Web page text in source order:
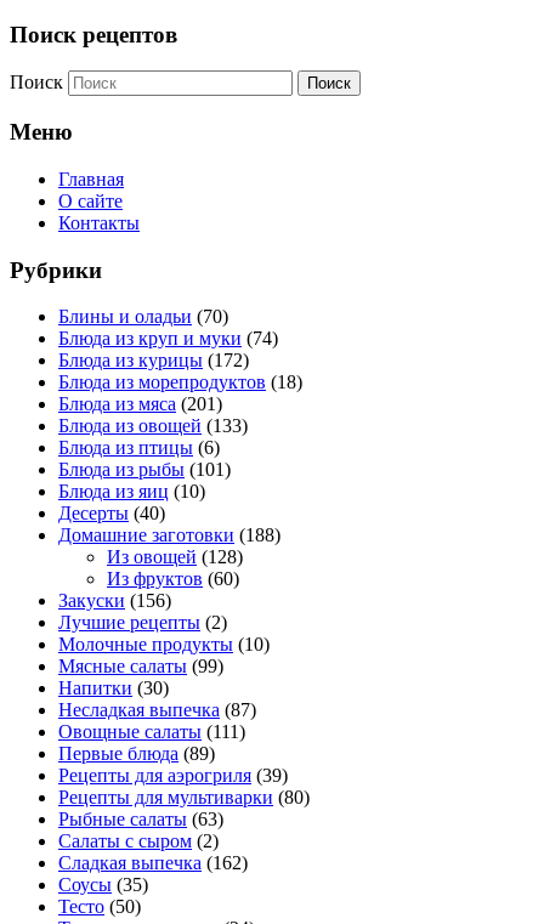
Поиск рецептов
Поиск
Меню
Главная
О сайте
Контакты
Рубрики
Блины и оладьи (70)
Блюда из круп и муки (74)
Блюда из курицы (172)
Блюда из морепродуктов (18)
Блюда из мяса (201)
Блюда из овощей (133)
Блюда из птицы (6)
Блюда из рыбы (101)
Блюда из яиц (10)
Десерты (40)
Домашние заготовки (188)
Из овощей (128)
Из фруктов (60)
Закуски (156)
Лучшие рецепты (2)
Молочные продукты (10)
Мясные салаты (99)
Напитки (30)
Несладкая выпечка (87)
Овощные салаты (111)
Первые блюда (89)
Рецепты для аэрогриля (39)
Рецепты для мультиварки (80)
Рыбные салаты (63)
Салаты с сыром (2)
Сладкая выпечка (162)
Соусы (35)
Тесто (50)